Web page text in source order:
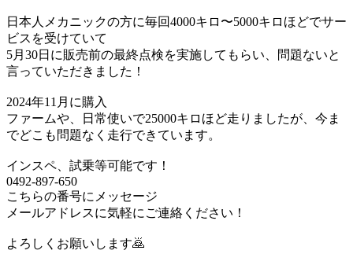
日本人メカニックの方に毎回4000キロ〜5000キロほどでサー
ビスを受けていて
5月30日に販売前の最終点検を実施してもらい、問題ないと
言っていただきました！
2024年11月に購入
ファームや、日常使いで25000キロほど走りましたが、今ま
でどこも問題なく走行できています。
インスペ、試乗等可能です！
0492-897-650
こちらの番号にメッセージ
メールアドレスに気軽にご連絡ください！
よろしくお願いします🙇